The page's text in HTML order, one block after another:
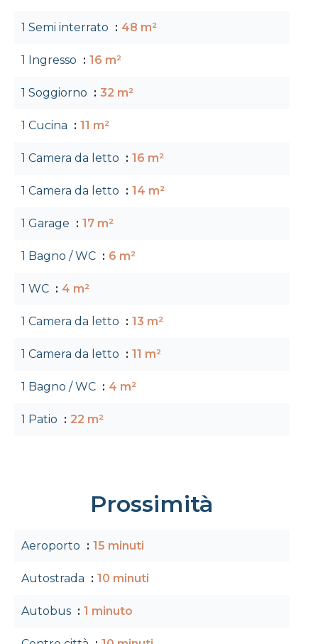
1 Semi interrato 48 m²
1 Ingresso 16 m²
1 Soggiorno 32 m²
1 Cucina 11 m²
1 Camera da letto 16 m²
1 Camera da letto 14 m²
1 Garage 17 m²
1 Bagno / WC 6 m²
1 WC 4 m²
1 Camera da letto 13 m²
1 Camera da letto 11 m²
1 Bagno / WC 4 m²
1 Patio 22 m²
Prossimità
Aeroporto 15 minuti
Autostrada 10 minuti
Autobus 1 minuto